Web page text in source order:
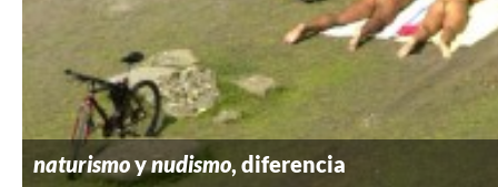
naturismoynudismo, diferencia